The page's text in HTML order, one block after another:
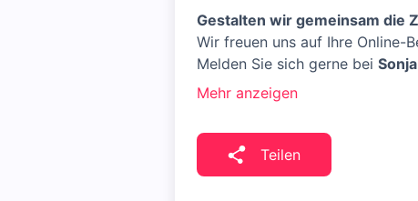
Gestalten wir gemeinsam die
Wir freuen uns auf Ihre Online-
Melden Sie sich gerne bei
Mehr anzeigen
Teilen